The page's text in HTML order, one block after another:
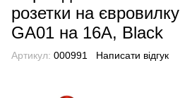
розетки на
GA01 на 16А, Black
Артикул: 000991 Написати відгук